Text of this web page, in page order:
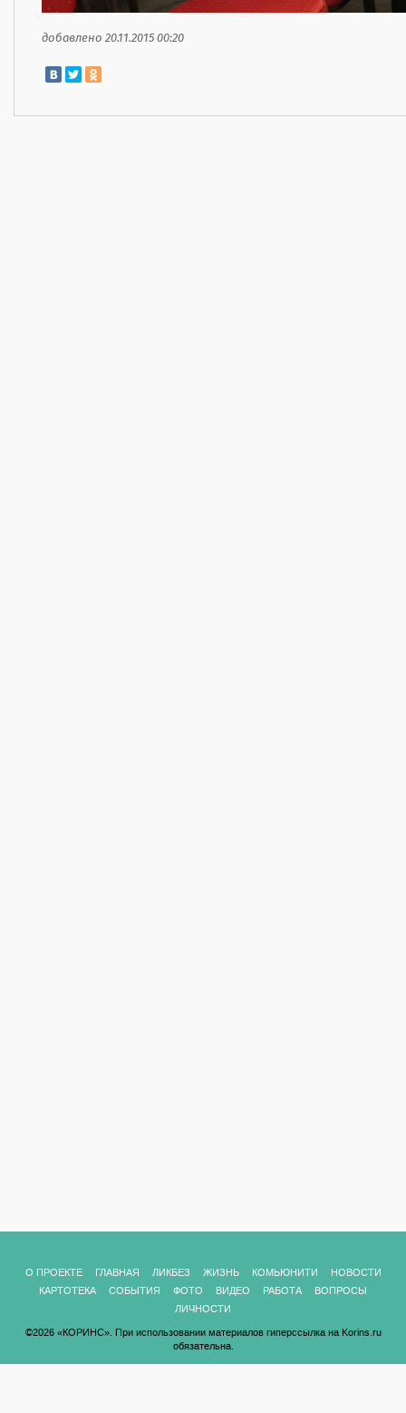
добавлено 20.11.2015 00:20
О ПРОЕКТЕ ГЛАВНАЯ ЛИКБЕЗ ЖИЗНЬ КОМЬЮНИТИ
НОВОСТИ
КАРТОТЕКА
СОБЫТИЯ ФОТО ВИДЕО РАБОТА
ВОПРОСЫ
ЛИЧНОСТИ
©2026 «КОРИНС». При использовании материалов гиперссылка на Korins.ru
обязательна.